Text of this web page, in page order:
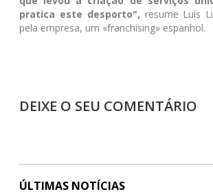
pratica este desporto", resume Luís
pela empresa, um «franchising» espanhol.
DEIXE O SEU COMENTÁRIO
ÚLTIMAS NOTÍCIAS